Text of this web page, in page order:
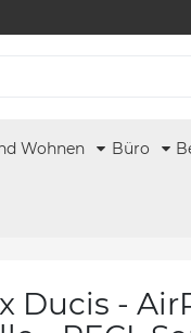
Wohnen Büro
Ducis -